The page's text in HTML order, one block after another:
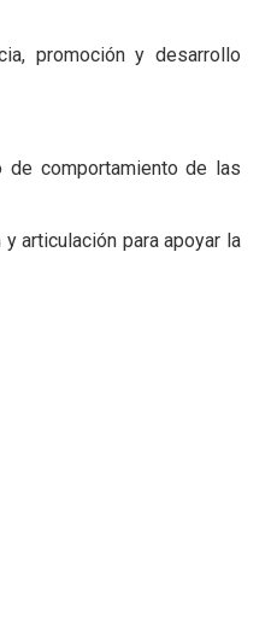
promoción y desarrollo
de comportamiento de las
articulación para apoyar la